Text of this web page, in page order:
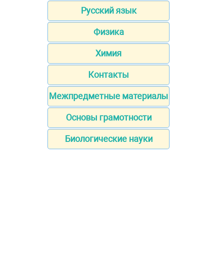
Русский язык
Физика
Химия
Контакты
Межпредметные материалы
Основы грамотности
Биологические науки